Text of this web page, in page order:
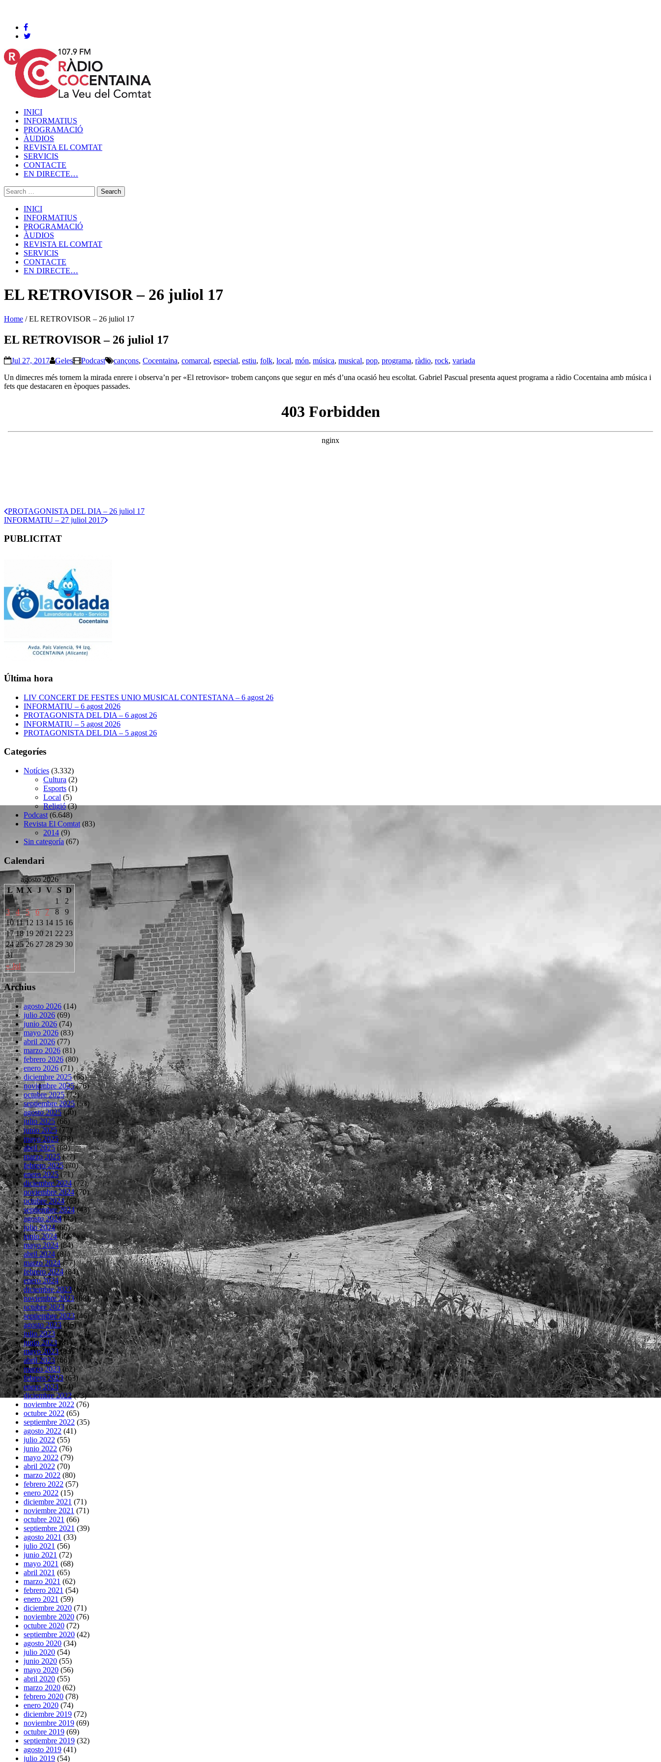
INICI
INFORMATIUS
PROGRAMACIÓ
ÀUDIOS
REVISTA EL COMTAT
SERVICIS
CONTACTE
EN DIRECTE…
INICI
INFORMATIUS
PROGRAMACIÓ
ÀUDIOS
REVISTA EL COMTAT
SERVICIS
CONTACTE
EN DIRECTE…
EL RETROVISOR – 26 juliol 17
Home /EL RETROVISOR – 26 juliol 17
EL RETROVISOR – 26 juliol 17
Jul 27, 2017 Geles Podcast cançons, Cocentaina, comarcal, especial, estiu, folk, local, món, música, musical, pop, programa, ràdio, rock, variada
Un dimecres més tornem la mirada enrere i observa’n per «El retrovisor» trobem cançons que segur en més d’una ocasió heu escoltat. Gabriel Pascual presenta aquest programa a ràdio Cocentaina amb música i
fets que destacaren en èpoques passades.
PROTAGONISTA DEL DIA – 26 juliol 17
INFORMATIU – 27 juliol 2017
PUBLICITAT
Última hora
LIV CONCERT DE FESTES UNIO MUSICAL CONTESTANA – 6 agost 26
INFORMATIU – 6 agost 2026
PROTAGONISTA DEL DIA – 6 agost 26
INFORMATIU – 5 agost 2026
PROTAGONISTA DEL DIA – 5 agost 26
Categoríes
Notícies (3.332)
Cultura (2)
Esports (1)
Local (5)
Religió(3)
Podcast (6.648)
Revista El Comtat (83)
2014 (9)
Sin categoría (67)
Calendari
agosto 2026
L M X J V S D
« Jul
1
2
3
4 5 6 7 8
9
10 11 12 13 14 15 16
17 18 19 20 21 22 23
24 25 26 27 28 29 30
31
Archius
agosto 2026 (14)
julio 2026 (69)
junio 2026 (74)
mayo 2026 (83)
abril 2026 (77)
marzo 2026 (81)
febrero 2026 (80)
enero 2026 (71)
diciembre 2025(66)
noviembre 2025(76)
octubre 2025(72)
septiembre 2025(53)
agosto 2025(40)
julio 2025 (66)
junio 2025(77)
mayo 2025(78)
abril 2025(69)
marzo 2025(77)
febrero 2025(70)
enero 2025(71)
diciembre 2024(72)
noviembre 2024(70)
octubre 2024(63)
septiembre 2024(43)
agosto 2024(45)
julio 2024(66)
junio 2024(82)
mayo 2024(84)
abril 2024(81)
marzo 2024(77)
febrero 2024(84)
enero 2024(75)
diciembre 2023(66)
noviembre 2023(68)
octubre 2023(64)
septiembre 2023(46)
agosto 2023(46)
julio 2023(75)
junio 2023(81)
mayo 2023(83)
abril 2023(66)
marzo 2023(62)
febrero 2023(63)
enero 2023(74)
diciembre 2022(73)
noviembre 2022 (76)
octubre 2022 (65)
septiembre 2022 (35)
agosto 2022 (41)
julio 2022 (55)
junio 2022 (76)
mayo 2022 (79)
abril 2022 (70)
marzo 2022 (80)
febrero 2022 (57)
enero 2022 (15)
diciembre 2021 (71)
noviembre 2021 (71)
octubre 2021 (66)
septiembre 2021 (39)
agosto 2021 (33)
julio 2021 (56)
junio 2021 (72)
mayo 2021 (68)
abril 2021 (65)
marzo 2021 (62)
febrero 2021 (54)
enero 2021 (59)
diciembre 2020 (71)
noviembre 2020 (76)
octubre 2020 (72)
septiembre 2020 (42)
agosto 2020 (34)
julio 2020 (54)
junio 2020 (55)
mayo 2020 (56)
abril 2020 (55)
marzo 2020 (62)
febrero 2020 (78)
enero 2020 (74)
diciembre 2019 (72)
noviembre 2019 (69)
octubre 2019 (69)
septiembre 2019 (32)
agosto 2019 (41)
julio 2019 (54)